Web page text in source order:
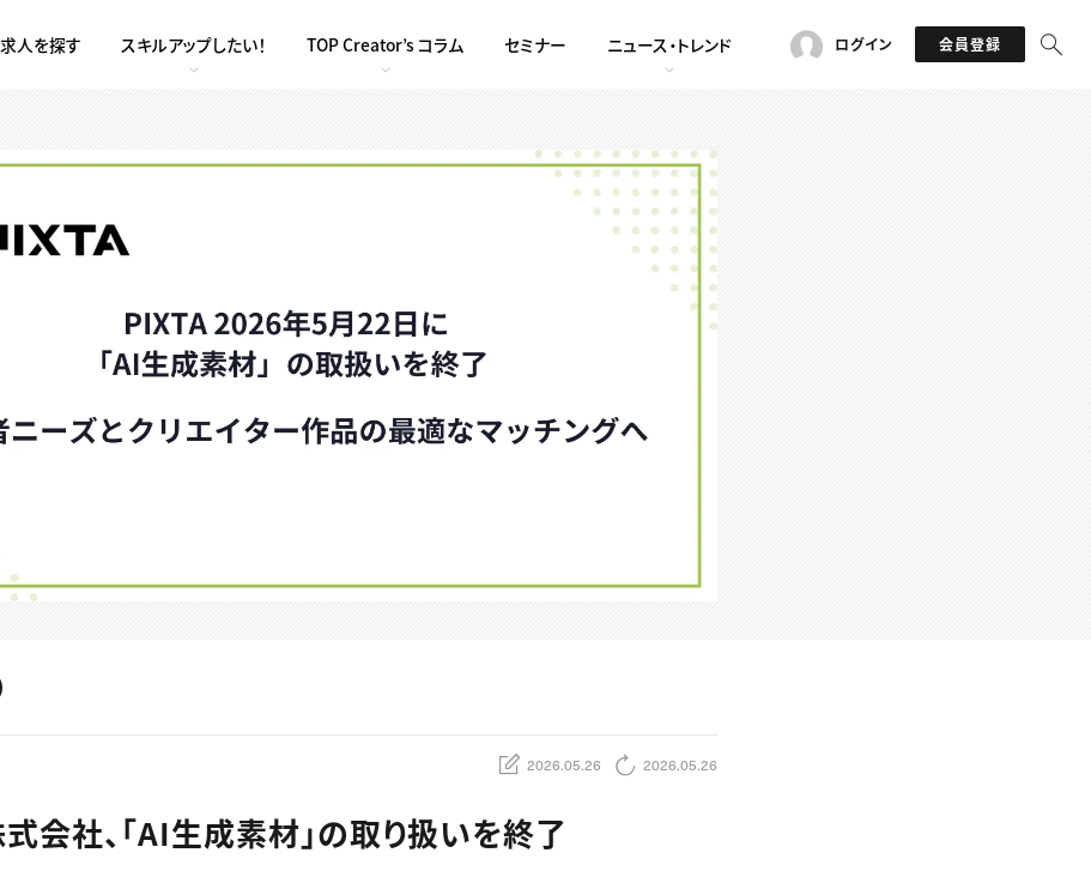
人を探す スキルアップしたい！ TOP Creator’s コラム セミナー ニュース・トレンド ログイン 会員登録
2026.05.26 2026.05.26
会社、「AI生成素材」の取り扱いを終了